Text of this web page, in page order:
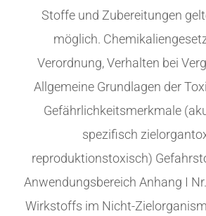
Stoffe und Zubereitungen
möglich.
Verordnung, Verhalten bei
Allgemeine Grundlagen der
Gefährlichkeitsmerkmale
spezifisch
reproduktionstoxisch)
Anwendungsbereich Anhang I
Wirkstoffs im Nicht-